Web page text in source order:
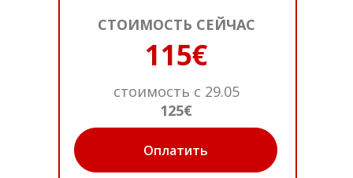
Оплатить
115€
125€
стоимость с 29.05
СТОИМОСТЬ СЕЙЧАС